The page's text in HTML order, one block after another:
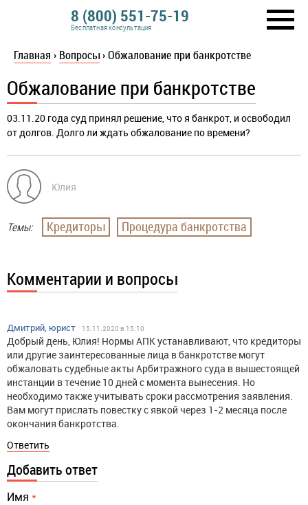
8 (800) 551-75-19
Бесплатная консультация
Главная › Вопросы ›Обжалование при банкротстве
Обжалование при банкротстве
03.11.20 года суд принял решение, что я банкрот, и освободил
от долгов. Долго ли ждать обжалование по времени?
Юлия
Темы: Кредиторы Процедура банкротства
Комментарии и вопросы
Дмитрий, юрист 15.11.2020 в 15:10
Добрый день, Юлия! Нормы АПК устанавливают, что кредиторы
или другие заинтересованные лица в банкротстве могут
обжаловать судебные акты Арбитражного суда в вышестоящей
инстанции в течение 10 дней с момента вынесения. Но
необходимо также учитывать сроки рассмотрения заявления.
Вам могут прислать повестку с явкой через 1-2 месяца после
окончания банкротства.
Ответить
Добавить ответ
Имя *